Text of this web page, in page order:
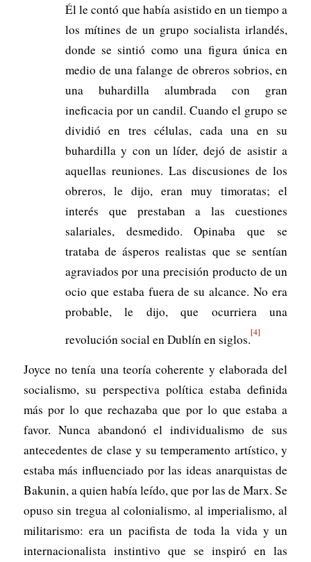
Él le contó que había asistido en un tiempo a
los mítines de un grupo socialista irlandés,
donde se sintió como una figura única en
medio de una falange de obreros sobrios, en
una buhardilla alumbrada con gran
ineficacia por un candil. Cuando el grupo se
dividió en tres células, cada una en su
buhardilla y con un líder, dejó de asistir a
aquellas reuniones. Las discusiones de los
obreros, le dijo, eran muy timoratas; el
interés que prestaban a las cuestiones
salariales, desmedido. Opinaba que se
trataba de ásperos realistas que se sentían
agraviados por una precisión producto de un
ocio que estaba fuera de su alcance. No era
probable, le dijo, que ocurriera una
revolución social en Dublín en siglos.[4]
Joyce no tenía una teoría coherente y elaborada del
socialismo, su perspectiva política estaba definida
más por lo que rechazaba que por lo que estaba a
favor. Nunca abandonó el individualismo de sus
antecedentes de clase y su temperamento artístico, y
estaba más influenciado por las ideas anarquistas de
Bakunin, a quien había leído, que por las de Marx. Se
opuso sin tregua al colonialismo, al imperialismo, al
militarismo: era un pacifista de toda la vida y un
internacionalista instintivo que se inspiró en las